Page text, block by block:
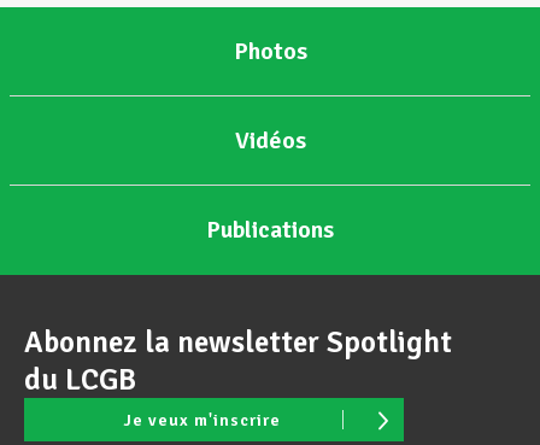
Photos
Vidéos
Publications
Abonnez la newsletter Spotlight
du LCGB
Je veux m'inscrire